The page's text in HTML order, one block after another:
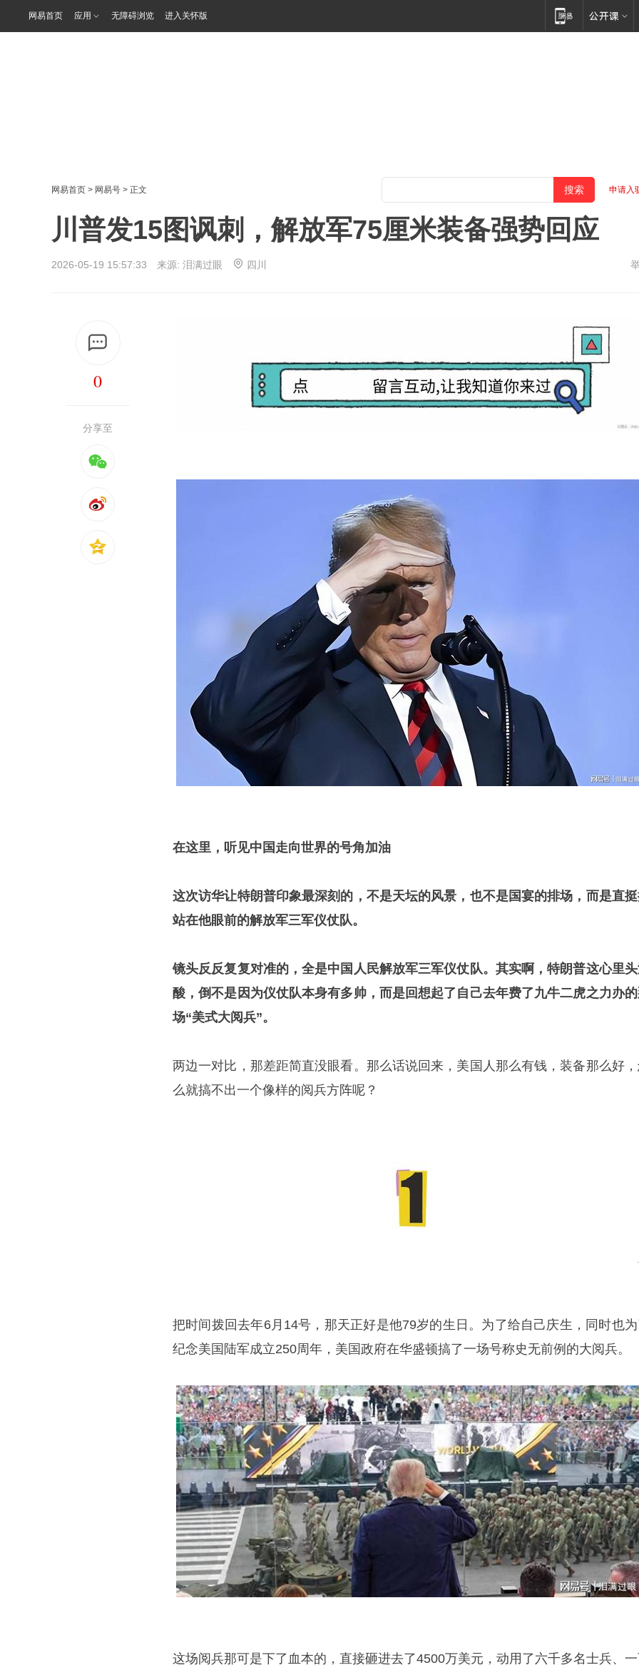
网易首页 应用 无障碍浏览 进入关怀版
网易首页 > 网易号 > 正文 申请入
川普发15图讽刺，解放军75厘米装备强势回应
2026-05-19 15:57:33 来源: 泪满过眼 四川
0
分享至
在这里，听见中国走向世界的号角加油
这次访华让特朗普印象最深刻的，不是天坛的风景，也不是国宴的排场，而是直
站在他眼前的解放军三军仪仗队。
镜头反反复复对准的，全是中国人民解放军三军仪仗队。其实啊，特朗普这心里
酸，倒不是因为仪仗队本身有多帅，而是回想起了自己去年费了九牛二虎之力办
场“美式大阅兵”。
两边一对比，那差距简直没眼看。那么话说回来，美国人那么有钱，装备那么好
么就搞不出一个像样的阅兵方阵呢？
把时间拨回去年6月14号，那天正好是他79岁的生日。为了给自己庆生，同时也
纪念美国陆军成立250周年，美国政府在华盛顿搞了一场号称史无前例的大阅兵。
这场阅兵那可是下了血本的，直接砸进去了4500万美元，动用了六千多名士兵、